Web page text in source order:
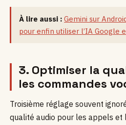
À lire aussi : Gemini sur
pour enfin utiliser l’IA Google
3. Optimiser la
les commandes
Troisième réglage souvent
qualité audio pour les appels et